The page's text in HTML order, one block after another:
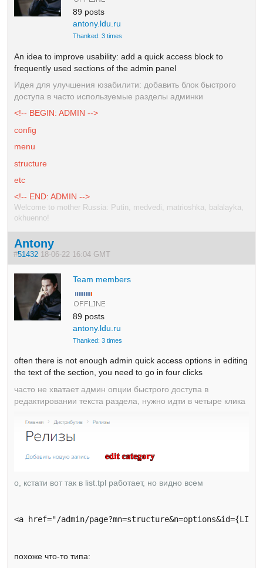
89 posts
antony.ldu.ru
Thanked: 3 times
An idea to improve usability: add a quick access block to
frequently used sections of the admin panel
Идея для улучшения юзабилити: добавить блок быстрого
доступа в часто используемые разделы админки
<!-- BEGIN: ADMIN -->
config
menu
structure
etc
<!-- END: ADMIN -->
Welcome to mother Russia: Putin, medvedi, matrioshka, balalayka,
okhuenno!
Antony
#51432 18-06-22 16:04 GMT
Team members
89 posts
antony.ldu.ru
Thanked: 3 times
often there is not enough admin quick access options in editing
the text of the section, you need to go in four clicks
часто не хватает админ опции быстрого доступа в
редактировании текста раздела, нужно идти в четыре клика
о, кстати вот так в list.tpl работает, но видно всем
<a href="/admin/
похоже что-то типа: